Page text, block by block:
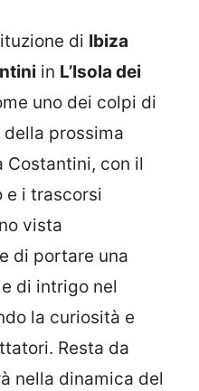
di Ibiza
in L’Isola dei
uno dei colpi di
prossima
Costantini, con il
e i trascorsi
vista
di portare una
di intrigo nel
la curiosità e
Resta da
nella dinamica del